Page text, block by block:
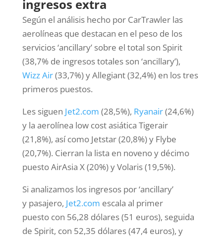
ingresos extra
Según el análisis hecho por CarTrawler las
aerolíneas que destacan en el peso de los
servicios ‘ancillary’ sobre el total son Spirit
(38,7% de ingresos totales son ‘ancillary’),
Wizz Air(33,7%) y Allegiant (32,4%) en los tres
primeros puestos.
Les siguen Jet2.com (28,5%), Ryanair(24,6%)
y la aerolínea low cost asiática Tigerair
(21,8%), así como Jetstar (20,8%) y Flybe
(20,7%). Cierran la lista en noveno y décimo
puesto AirAsia X (20%) y Volaris (19,5%).
Si analizamos los ingresos por ‘ancillary’
y pasajero, Jet2.com escala al primer
puesto con 56,28 dólares (51 euros), seguida
de Spirit, con 52,35 dólares (47,4 euros), y